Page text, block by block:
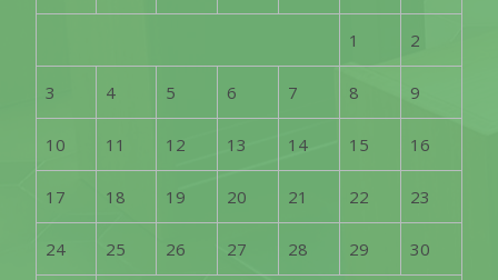
1 2
3 4 5 6 7 8 9
10 11 12 13 14 15 16
17 18 19 20 21 22 23
24 25 26 27 28 29 30